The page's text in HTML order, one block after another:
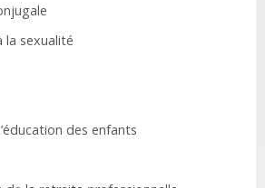
la sexualité
des enfants